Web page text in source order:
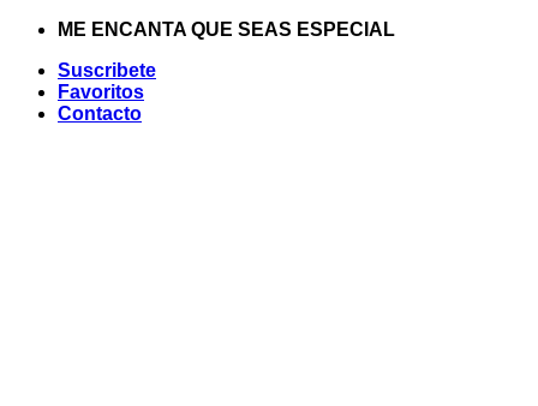
Saltar
contenido
ME ENCANTA QUE SEAS ESPECIAL
Suscribete
Favoritos
Contacto